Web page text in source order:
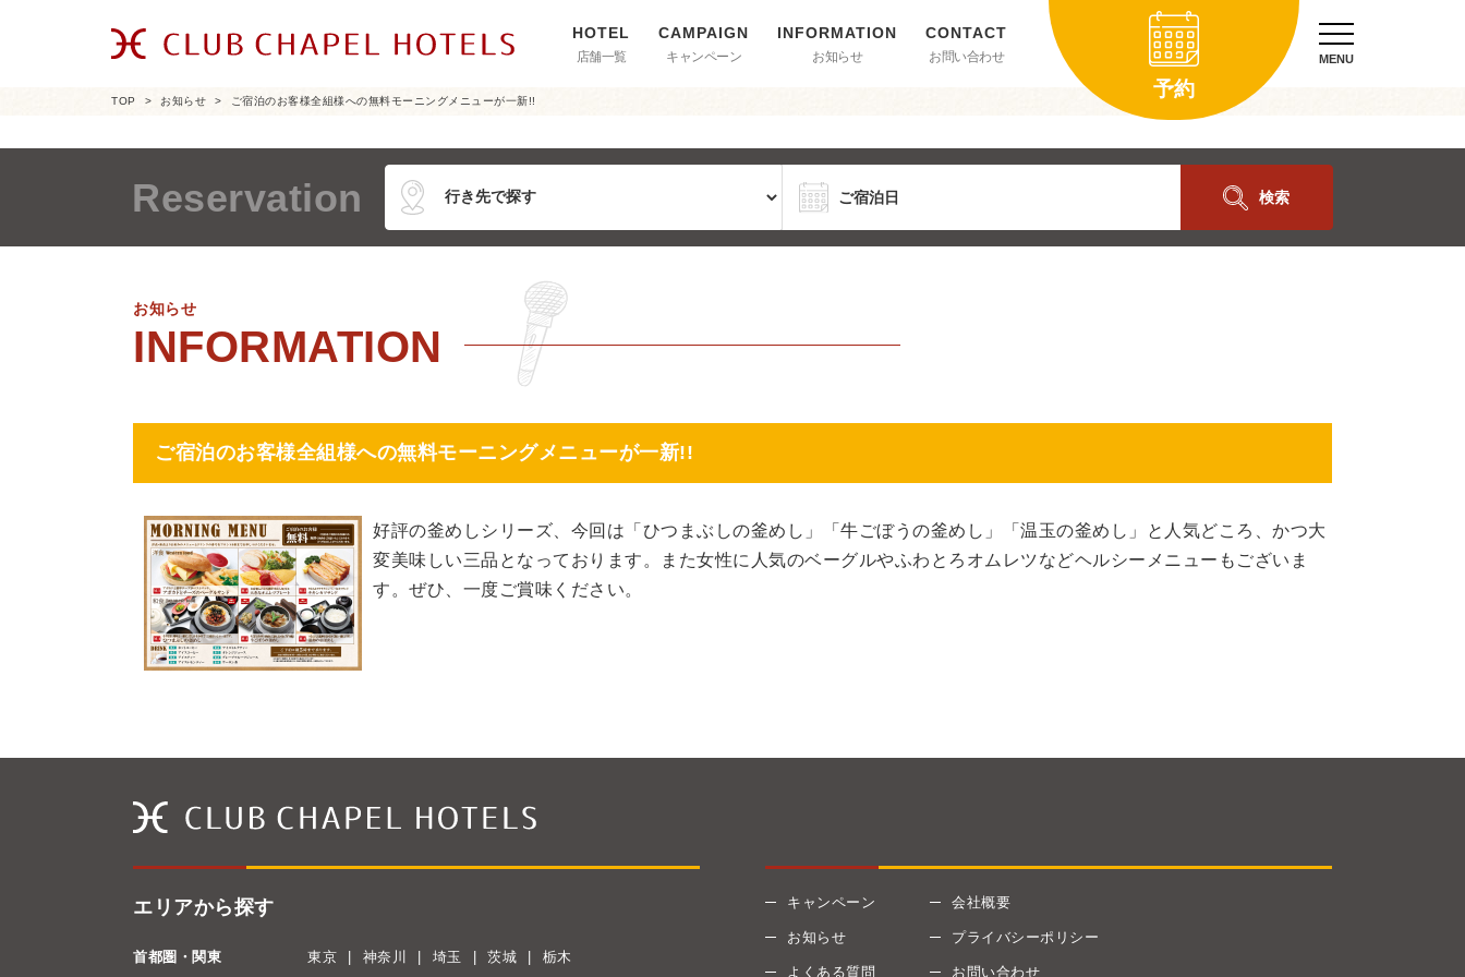
店舗一覧 キャンペーン お知らせ お問い合わせ
予約
MENU
TOP お知らせ ご宿泊のお客様全組様への無料モーニングメニューが一新!!
Reservation 検索
お知らせ
ご宿泊のお客様全組様への無料モーニングメニューが一新!!
好評の釜めしシリーズ、今回は「ひつまぶしの釜めし」「牛ごぼうの釜めし」「温玉の釜めし」と人気どころ、かつ大
変美味しい三品となっております。また女性に人気のベーグルやふわとろオムレツなどヘルシーメニューもございま
す。ぜひ、一度ご賞味ください。
エリアから探す
首都圏・関東 東京 神奈川 埼玉 茨城 栃木
キャンペーン
お知らせ
よくある質問
会社概要
プライバシーポリシー
お問い合わせ